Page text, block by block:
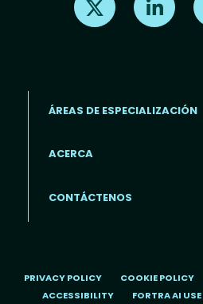
ÁREAS DE ESPECIALIZACIÓN
ACERCA
CONTÁCTENOS
PRIVACY POLICY COOKIE POLICY
ACCESSIBILITY
FORTRA AI USE